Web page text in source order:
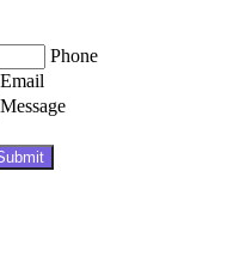
Phone
Email
Message